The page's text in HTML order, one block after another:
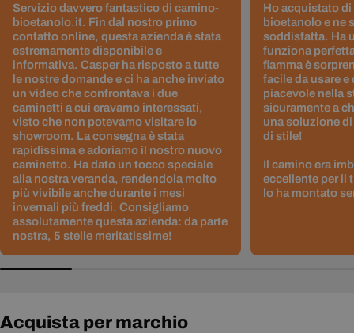
Servizio davvero fantastico di camino-
bioetanolo.it. Fin dal nostro primo
contatto online, questa azienda è stata
estremamente disponibile e
informativa. Casper ha risposto a tutte
le nostre domande e ci ha anche inviato
un video che confrontava i due
caminetti a cui eravamo interessati,
visto che non potevamo visitare lo
showroom. La consegna è stata
rapidissima e adoriamo il nostro nuovo
caminetto. Ha dato un tocco speciale
alla nostra veranda, rendendola molto
più vivibile anche durante i mesi
invernali più freddi. Consigliamo
assolutamente questa azienda: da parte
nostra, 5 stelle meritatissime!
Ho acquistato di
bioetanolo e ne
soddisfatta. Ha
funziona
fiamma è
facile da usare e
piacevole nella
sicuramente a
una soluzione
di stile!
Il camino era
eccellente per il
lo ha montato
Acquista per marchio